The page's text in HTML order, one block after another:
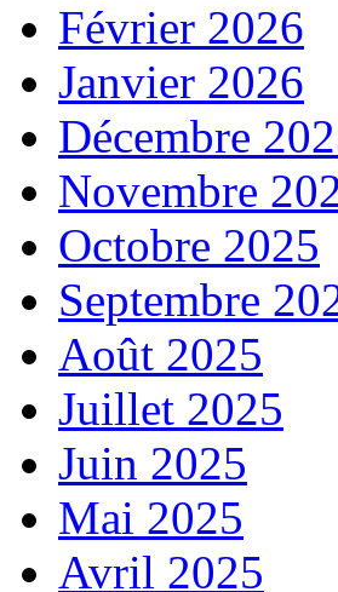
Février 2026
Janvier 2026
Décembre
Novembre
Octobre 2025
Septembre
Août 2025
Juillet 2025
Juin 2025
Mai 2025
Avril 2025